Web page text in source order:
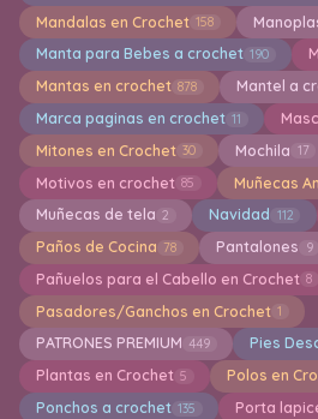
Mandalas en Crochet 158
Manta para Bebes a crochet 190
Mantas en crochet 878 Mantel a
Marca paginas en crochet 11
Mitones en Crochet 30 Mochila 17
Motivos en crochet 85 Muñecas
Muñecas de tela 2 Navidad 112
Paños de Cocina 78 Pantalones 9
Pañuelos para el Cabello en Crochet 8
Pasadores/Ganchos en Crochet 1
PATRONES PREMIUM 449 Pies
Plantas en Crochet 5 Polos en
Ponchos a crochet 135 Porta